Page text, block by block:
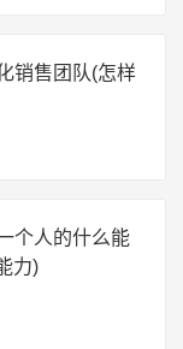
销售团队(怎样
个人的什么能
力)